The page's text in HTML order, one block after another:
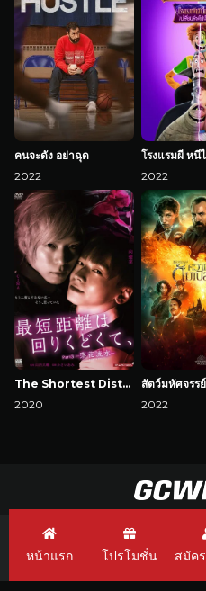
คนจะดัง อย่าฉุด
2022
2022
The Shortest Distance is Round 3: Fallen Flowers
2020
2022
GCWin99 เว็บพนัน Link
หน้าแรก โปรโมชั่น สมัค